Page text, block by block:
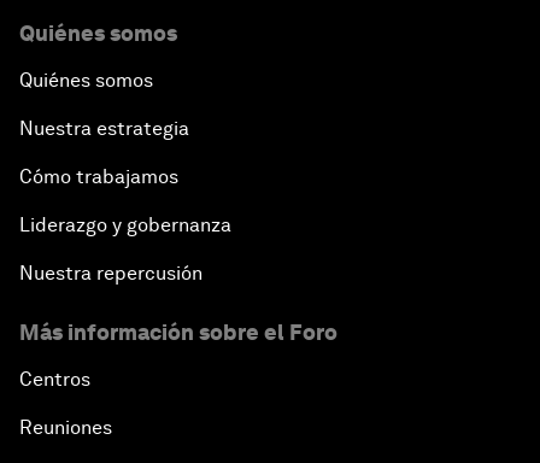
Quiénes somos
Quiénes somos
Nuestra estrategia
Cómo trabajamos
Liderazgo y gobernanza
Nuestra repercusión
Más información sobre el Foro
Centros
Reuniones